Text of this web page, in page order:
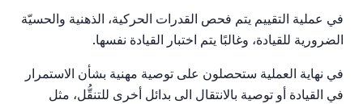
في عملية التقييم يتم فحص القدرات الحركية، الذهنية والحسيّة
الضرورية للقيادة، وغالبًا يتم اختبار القيادة نفسها.
في نهاية العملية ستحصلون على توصية مهنية بشأن الاستمرار
في القيادة أو توصية بالانتقال الى بدائل أخرى للتنقُّل، مثل